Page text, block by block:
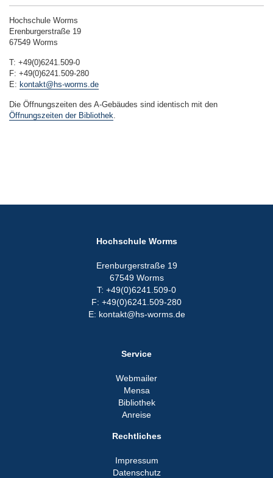
Hochschule Worms
Erenburgerstraße 19
67549 Worms
T: +49(0)6241.509-0
F: +49(0)6241.509-280
E: kontakt@hs-worms.de
Die Öffnungszeiten des A-Gebäudes sind identisch mit den
Öffnungszeiten der Bibliothek.
Hochschule Worms
Erenburgerstraße 19
67549 Worms
T: +49(0)6241.509-0
F: +49(0)6241.509-280
E: kontakt@hs-worms.de
Service
Webmailer
Mensa
Bibliothek
Anreise
Rechtliches
Impressum
Datenschutz